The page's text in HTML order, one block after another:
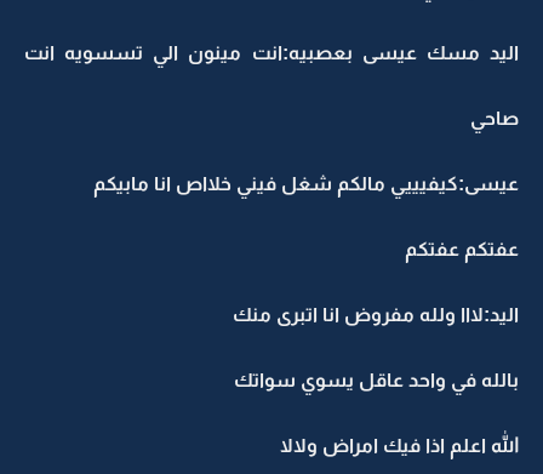
اليد مسك عيسى بعصبيه:انت مينون الي تسسويه انت
صاحي
عيسى:كيفيييي مالكم شغل فيني خلااص انا مابيكم
عفتكم عفتكم
اليد:لااا ولله مفروض انا اتبرى منك
بالله في واحد عاقل يسوي سواتك
الله اعلم اذا فيك امراض ولالا